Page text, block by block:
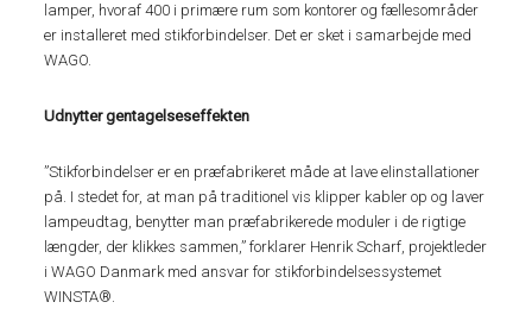
lamper, hvoraf 400 i primære rum som kontorer og fællesområder
er installeret med stikforbindelser. Det er sket i samarbejde med
WAGO.
Udnytter gentagelseseffekten
”Stikforbindelser er en præfabrikeret måde at lave elinstallationer
på. I stedet for, at man på traditionel vis klipper kabler op og laver
lampeudtag, benytter man præfabrikerede moduler i de rigtige
længder, der klikkes sammen,” forklarer Henrik Scharf, projektleder
i WAGO Danmark med ansvar for stikforbindelsessystemet
WINSTA®.